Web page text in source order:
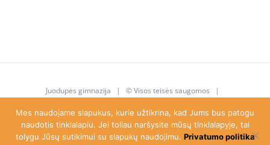
Juodupės gimnazija | © Visos teisės saugomos |
juodupe.gimnazija@gmail.com| 8 615 92 763
Facebook
Mes naudojame slapukus, kurie užtikrina, kad Jums bus patogu
naudotis tinklalapiu. Jei toliau naršysite mūsų tinklalapyje, tai
tolygu Jūsų sutikimui su slapukų naudojimu. Privatumo politika